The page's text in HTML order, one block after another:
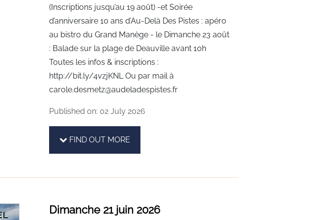
(Inscriptions jusqu’au 19 août) -et Soirée
d’anniversaire 10 ans d’Au-Delà Des Pistes : apéro
au bistro du Grand Manège - le Dimanche 23 août
: Balade sur la plage de Deauville avant 10h
Toutes les infos & inscriptions :
http://bit.ly/4vzjKNL Ou par mail à
carole.desmetz@audeladespistes.fr
Published on: 02 July 2026
FIND OUT MORE
Dimanche 21 juin 2026